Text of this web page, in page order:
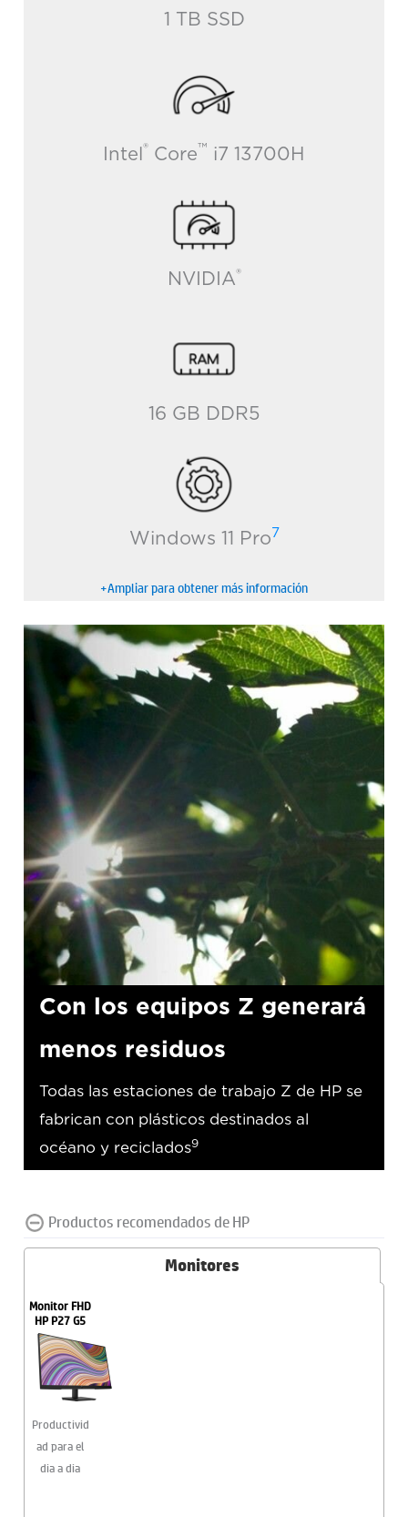
1 TB SSD
Intel® Core™ i7 13700H
NVIDIA®
16 GB DDR5
Windows 11 Pro7
+Ampliar para obtener más información
Con los equipos Z generará
menos residuos
Todas las estaciones de trabajo Z de HP se
fabrican con plásticos destinados al
océano y reciclados9
Productos recomendados de HP
Monitores
Monitor FHD
HP P27 G5
Productivid
ad para el
dia a dia